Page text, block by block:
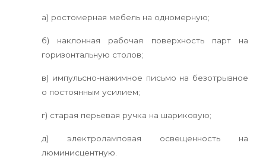
а) ростомерная мебель на одномерную;
б) наклонная рабочая поверхность парт на
горизонтальную столов;
в) импульсно-нажимное письмо на безотрывное
о постоянным усилием;
г) старая перьевая ручка на шариковую;
д) электроламповая освещенность на
люминисцентную.